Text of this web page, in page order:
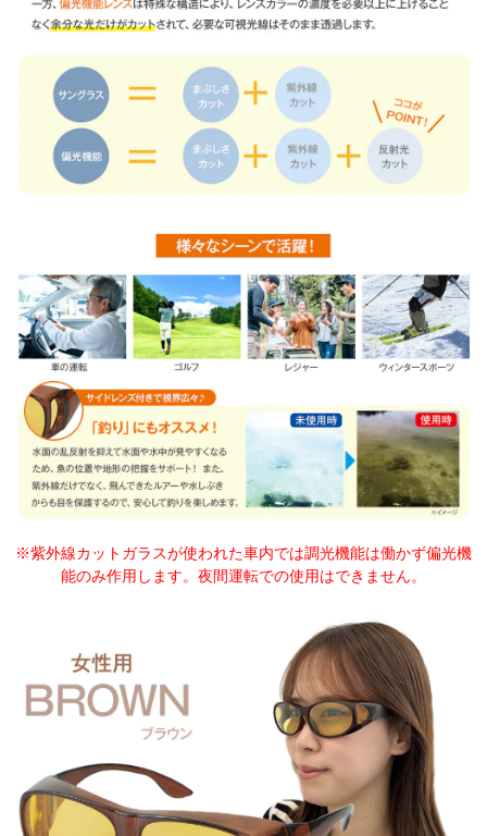
※紫外線カットガラスが使われた車内では調光機能は働かず偏光機
能のみ作用します。夜間運転での使用はできません。